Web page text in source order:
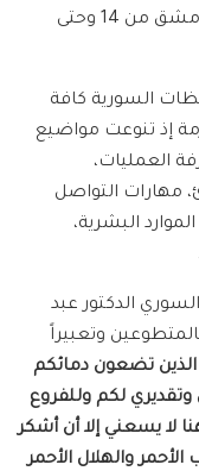
السوري دورة متقدمة في إدارة الكوارث بدمشق من 14 وحتى
المحافظات السورية كافة
إذ تنوعت مواضيع
العمليات،
مهارات التواصل
البشرية،
الدكتور عبد
وتعبيراً
الذين تضعون دمائكم
لكم وللفروع
لا يسعني إلا أن أشكر
والهلال الأحمر